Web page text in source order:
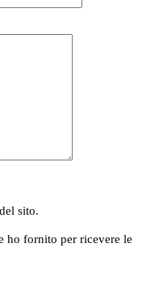
sito.
ho fornito per ricevere le